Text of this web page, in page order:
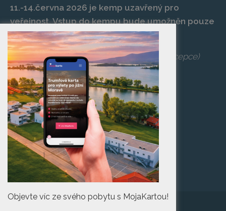
11.-14.června 2026 je kemp uzavřený pro
veřejnost. Vstup do kempu bude umožněn pouze
po zaplacení vstupenky na danou akci.
Telefon:+420 519 427 714,539 029 266
(recepce)
E-mail:camp@pasohlavky.cz
SPOJTE SE S NÁMI
Turistické informační
centrum Pasohlávky
Objevte víc ze svého pobytu s MojaKartou!